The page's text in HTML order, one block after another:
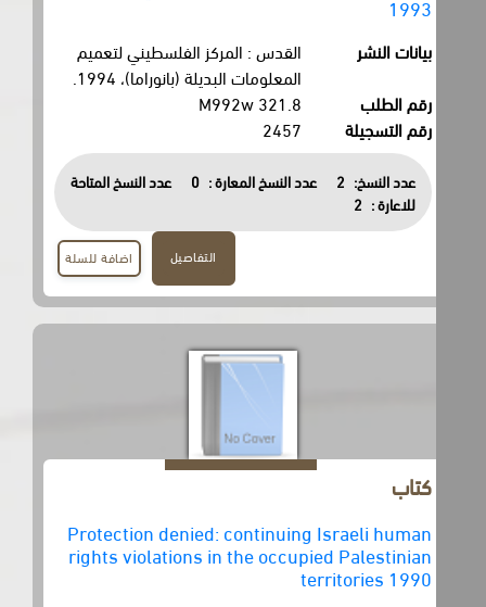
بيانات النشر
القدس : المركز الفلسطيني لتعميم
المعلومات البديلة (بانوراما)، 1994.
رقم الطلب
رقم التسجيلة
2457
عدد النسخ: 2 عدد النسخ المعارة : 0
عدد النسخ المتاحة
للاعارة :
2
اضافة للسلة
Protection denied: continuing Israeli human
rights violations in the occupied Palestinian
territories 1990